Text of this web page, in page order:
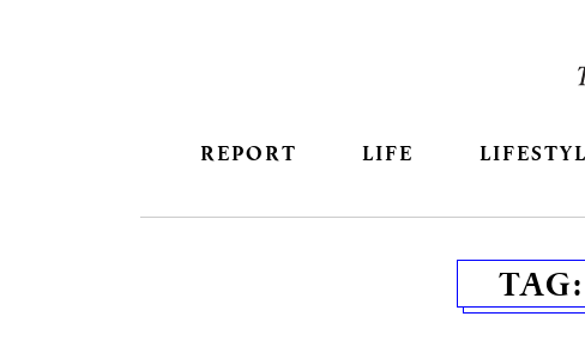
REPORT LIFE
TAG: